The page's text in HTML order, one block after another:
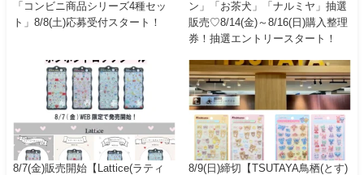
「コンビニ商品シリーズ4種セッ
ト」8/8(土)応募受付スタート！
ン」「お茶犬」「ナルミヤ」抽選
販売♡8/14(金)～8/16(日)購入整理
券！抽選エントリースタート！
8/7(金)販売開始【Lattice(ラティ
8/9(日)締切【TSUTAYA鳥栖(とす)